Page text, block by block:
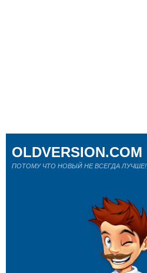
OLDVERSION.COM
ПОТОМУ ЧТО НОВЫЙ НЕ ВСЕГДА ЛУЧШЕ!